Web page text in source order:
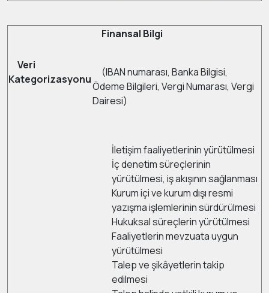
Veri
Kategorizasyonu
Finansal Bilgi
(IBAN numarası, Banka Bilgisi,
Ödeme Bilgileri, Vergi Numarası, Vergi
Dairesi)
İletişim faaliyetlerinin yürütülmesi
İç denetim süreçlerinin
yürütülmesi, iş akışının sağlanması
Kurum içi ve kurum dışı resmi
yazışma işlemlerinin sürdürülmesi
Hukuksal süreçlerin yürütülmesi
Faaliyetlerin mevzuata uygun
yürütülmesi
Talep ve şikâyetlerin takip
edilmesi